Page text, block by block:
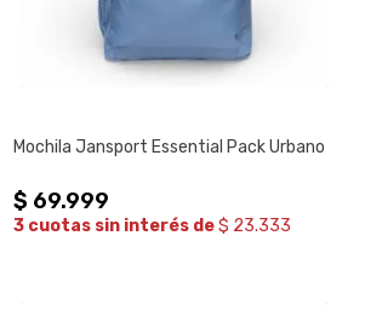
Mochila Jansport Essential Pack Urbano
$ 69.999
3 cuotas sin interés de$ 23.333